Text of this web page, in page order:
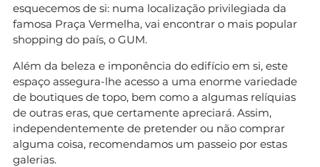
esquecemos de si: numa localização privilegiada da
famosa Praça Vermelha, vai encontrar o mais popular
shopping do país, o GUM.
Além da beleza e imponência do edifício em si, este
espaço assegura-lhe acesso a uma enorme variedade
de boutiques de topo, bem como a algumas relíquias
de outras eras, que certamente apreciará. Assim,
independentemente de pretender ou não comprar
alguma coisa, recomendamos um passeio por estas
galerias.